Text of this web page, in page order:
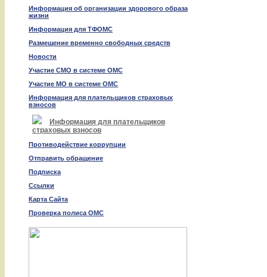
Информация об организации здорового образа
жизни
Информация для ТФОМС
Размещение временно свободных средств
Новости
Участие СМО в системе ОМС
Участие МО в системе ОМС
Информация для плательщиков страховых
взносов
Информация для плательщиков
страховых взносов
Противодействие коррупции
Отправить обращение
Подписка
Ссылки
Карта Сайта
Проверка полиса ОМС